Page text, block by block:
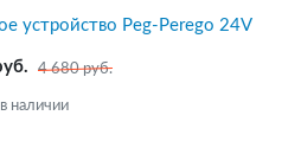
устройство Peg-Perego 24V
4 680 руб.
наличии